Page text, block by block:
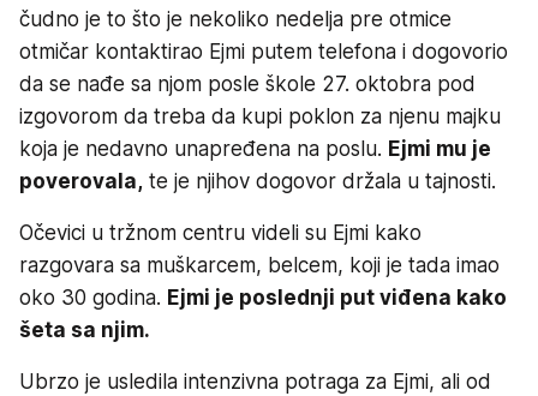
čudno je to što je nekoliko nedelja pre otmice
otmičar kontaktirao Ejmi putem telefona i dogovorio
da se nađe sa njom posle škole 27. oktobra pod
izgovorom da treba da kupi poklon za njenu majku
koja je nedavno unapređena na poslu. Ejmi mu je
poverovala, te je njihov dogovor držala u tajnosti.
Očevici u tržnom centru videli su Ejmi kako
razgovara sa muškarcem, belcem, koji je tada imao
oko 30 godina. Ejmi je poslednji put viđena kako
šeta sa njim.
Ubrzo je usledila intenzivna potraga za Ejmi, ali od